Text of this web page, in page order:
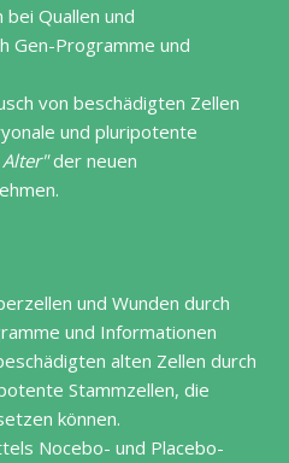
bei Quallen und
Gen-Programme und
von beschädigten Zellen
und pluripotente
der neuen
und Wunden durch
und Informationen
alten Zellen durch
Stammzellen, die
können.
Nocebo- und Placebo-